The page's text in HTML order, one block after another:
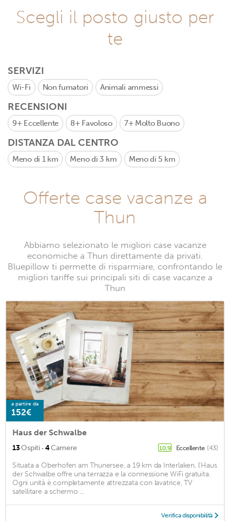
Scegli il posto giusto per
te
SERVIZI
Wi-Fi Non fumatori Animali ammessi
RECENSIONI
9+ Eccellente 8+ Favoloso 7+ Molto Buono
DISTANZA DAL CENTRO
Meno di 1 km Meno di 3 km Meno di 5 km
Offerte case vacanze a
Thun
Abbiamo selezionato le migliori case vacanze
economiche a Thun direttamente da privati.
Bluepillow ti permette di risparmiare, confrontando le
migliori tariffe sui principali siti di case vacanze a
Thun
a partire da
152€
Haus der Schwalbe
13Ospiti · 4Camere 10,9 Eccellente (43)
Situata a Oberhofen am Thunersee, a 19 km da Interlaken, l'Haus
der Schwalbe offre una terrazza e la connessione WiFi gratuita.
Ogni unità è completamente attrezzata con lavatrice, TV
satellitare a schermo ...
Verifica disponibilità